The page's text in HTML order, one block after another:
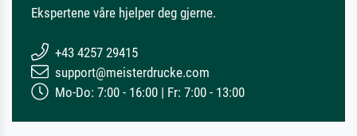
Ekspertene våre hjelper deg gjerne.
+43 4257 29415
support@meisterdrucke.com
Mo-Do: 7:00 - 16:00 | Fr: 7:00 - 13:00